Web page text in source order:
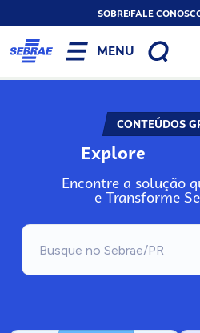
SOBREFALE
MENU
CONTEÚDOS
Explore
Encontre a solução
e Transforme